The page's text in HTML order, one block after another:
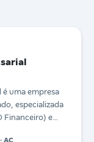
é uma empresa
especializada
Financeiro) e